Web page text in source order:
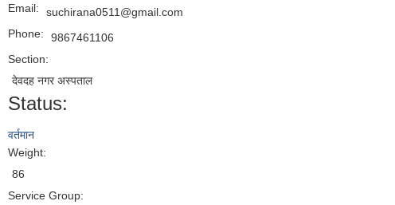
Email:
suchirana0511@gmail.com
Phone:
9867461106
Section:
देवदह नगर अस्पताल
Status:
वर्तमान
Weight:
86
Service Group: